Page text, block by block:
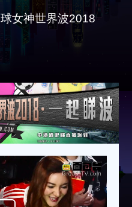
女神世界波2018